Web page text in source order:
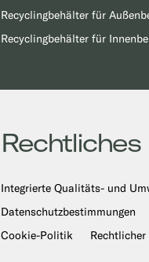
Recyclingbehälter für
Recyclingbehälter für
Rechtliches
Integrierte Qualitäts- und
Datenschutzbestimmungen
Cookie-Politik